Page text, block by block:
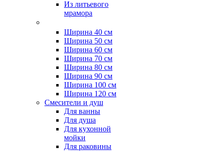
Из литьевого
мрамора
Ширина 40 см
Ширина 50 см
Ширина 60 см
Ширина 70 см
Ширина 80 см
Ширина 90 см
Ширина 100 см
Ширина 120 см
Смесители и душ
Для ванны
Для душа
Для кухонной
мойки
Для раковины